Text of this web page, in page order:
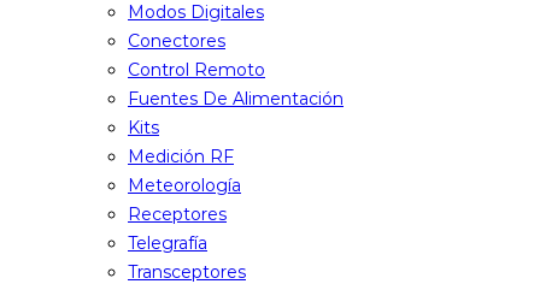
Modos Digitales
Conectores
Control Remoto
Fuentes De Alimentación
Kits
Medición RF
Meteorología
Receptores
Telegrafía
Transceptores